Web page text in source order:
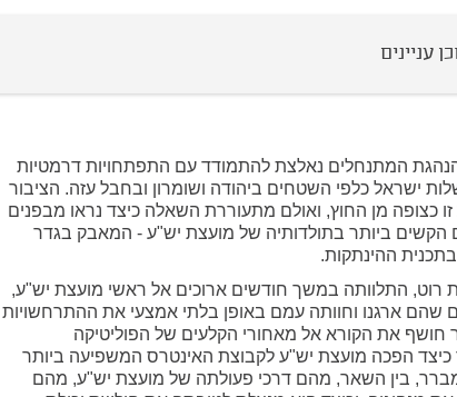
עניינים
המתנחלים נאלצת להתמודד עם התפתחויות דרמטיות
ישראל כלפי השטחים ביהודה ושומרון ובחבל עזה. הציבור
כצופה מן החוץ, ואולם מתעוררת השאלה כיצד נראו מבפנים
הקשים ביותר בתולדותיה של מועצת יש"ע - המאבק בגדר
ההינתקות.
רוט, התלוותה במשך חודשים ארוכים אל ראשי מועצת יש"ע,
שהם ארגנו וחוותה עמם באופן בלתי אמצעי את ההתרחשויות
את הקורא אל מאחורי הקלעים של הפוליטיקה
כיצד הפכה מועצת יש"ע לקבוצת האינטרס המשפיעה ביותר
בין השאר, מהם דרכי פעולתה של מועצת יש"ע, מהם